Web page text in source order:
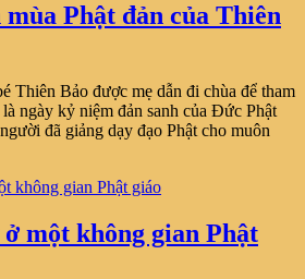
mùa Phật đản của Thiên
Thiên Bảo được mẹ dẫn đi chùa để tham
ngày kỷ niệm đản sanh của Đức Phật
đã giảng dạy đạo Phật cho muôn
một không gian Phật